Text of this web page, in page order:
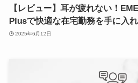
【レビュー】耳が疲れない！
Plusで快適な在宅勤務を手に入
2025年6月12日